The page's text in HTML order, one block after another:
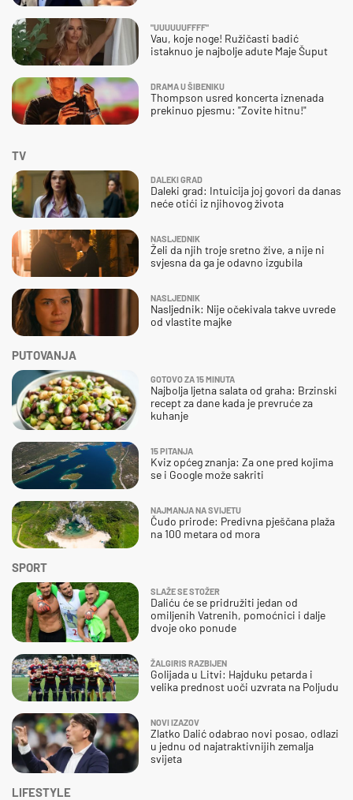
"UUUUUUFFFF"
Vau, koje noge! Ružičasti badić
istaknuo je najbolje adute Maje Šuput
DRAMA U ŠIBENIKU
Thompson usred koncerta iznenada
prekinuo pjesmu: "Zovite hitnu!"
SPORT
SLAŽE SE STOŽER
Daliću će se pridružiti jedan od
omiljenih Vatrenih, pomoćnici i dalje
dvoje oko ponude
ŽALGIRIS RAZBIJEN
Golijada u Litvi: Hajduku petarda i
velika prednost uoči uzvrata na Poljudu
NOVI IZAZOV
Zlatko Dalić odabrao novi posao, odlazi
u jednu od najatraktivnijih zemalja
svijeta
TV
DALEKI GRAD
Daleki grad: Intuicija joj govori da danas
neće otići iz njihovog života
NASLJEDNIK
Želi da njih troje sretno žive, a nije ni
svjesna da ga je odavno izgubila
NASLJEDNIK
Nasljednik: Nije očekivala takve uvrede
od vlastite majke
PUTOVANJA
GOTOVO ZA 15 MINUTA
Najbolja ljetna salata od graha: Brzinski
recept za dane kada je prevruće za
kuhanje
15 PITANJA
Kviz općeg znanja: Za one pred kojima
se i Google može sakriti
NAJMANJA NA SVIJETU
Čudo prirode: Predivna pješčana plaža
na 100 metara od mora
LIFESTYLE